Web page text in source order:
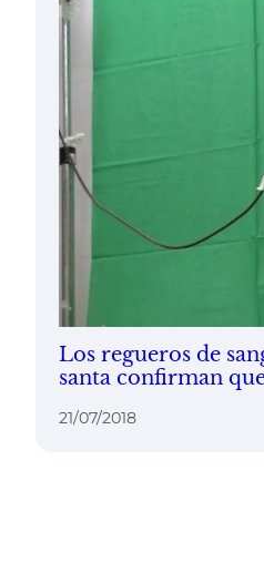
Los regueros de
santa confirman
21/07/2018